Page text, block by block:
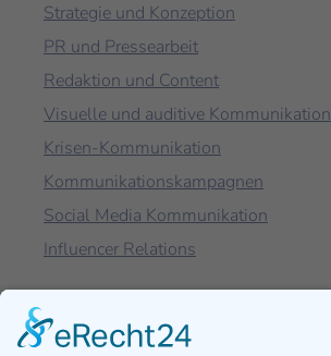
Strategie und Konzeption
PR und Pressearbeit
Redaktion und Content
Visuelle und auditive Kommunikation
Krisen-Kommunikation
Kommunikationskampagnen
Social Media Kommunikation
Influencer Relations
Branchen